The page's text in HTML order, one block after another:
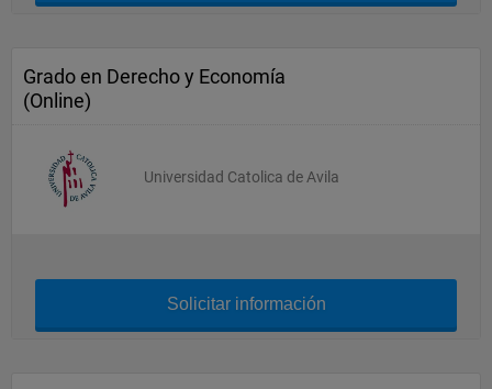
Grado en Derecho y Economía
(Online)
Universidad Catolica de Avila
Solicitar información